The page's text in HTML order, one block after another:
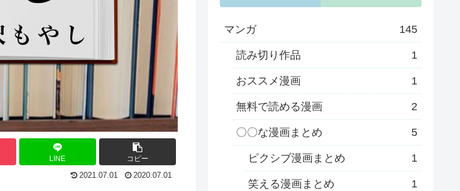
LINE コピー
2021.07.01 2020.07.01
マンガ 145
読み切り作品 1
おススメ漫画 1
無料で読める漫画 2
〇〇な漫画まとめ 5
ピクシブ漫画まとめ 1
笑える漫画まとめ 1